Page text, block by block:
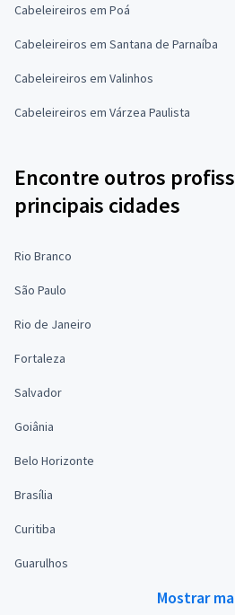
Cabeleireiros em Poá
Cabeleireiros em Santana de Parnaíba
Cabeleireiros em Valinhos
Cabeleireiros em Várzea Paulista
Encontre outros
principais cidades
Rio Branco
São Paulo
Rio de Janeiro
Fortaleza
Salvador
Goiânia
Belo Horizonte
Brasília
Curitiba
Guarulhos
Mostrar